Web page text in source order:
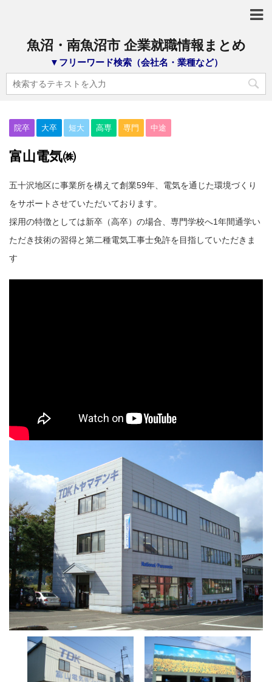
魚沼・南魚沼市 企業就職情報まとめ
▼フリーワード検索（会社名・業種など）
院卒 大卒 短大 高専 専門 中途
富山電気㈱
五十沢地区に事業所を構えて創業59年、電気を通じた環境づくり
をサポートさせていただいております。
採用の特徴としては新卒（高卒）の場合、専門学校へ1年間通学い
ただき技術の習得と第二種電気工事士免許を目指していただきま
す